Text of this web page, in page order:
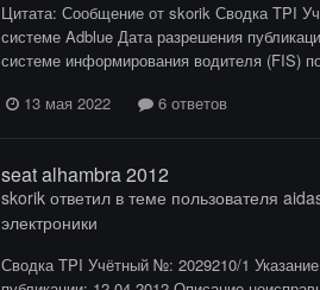
Цитата: Сообщение от skorik Сводка TPI
системе Adblue Дата разрешения
системе информирования водителя (FIS)
13 мая 2022
6 ответов
seat alhambra 2012
skorikответил в теме пользователя
электроники
Сводка TPI Учётный №: 2029210/1